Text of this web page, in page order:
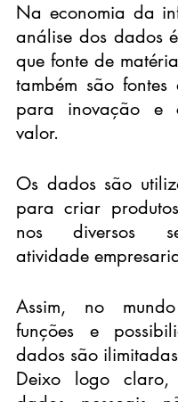
Na economia da
análise dos dados
que fonte de
também são fontes
para inovação e
valor.
Os dados são
para criar
nos diversos
atividade
Assim, no
funções e
dados são
Deixo logo